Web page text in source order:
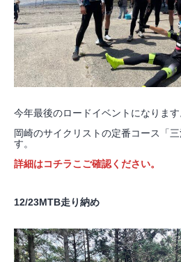
今年最後のロードイベントになります
岡崎のサイクリストの定番コース「
す。
詳細はコチラこご確認ください。
12/23MTB走り納め